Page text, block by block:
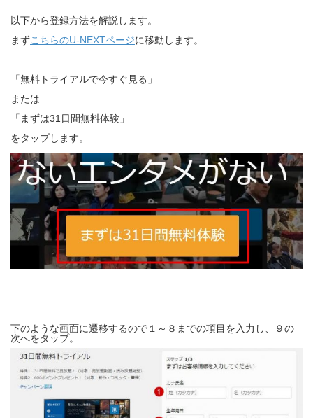
以下から登録方法を解説します。
まずこちらのU-NEXTページに移動します。
「無料トライアルで今すぐ見る」
または
「まずは31日間無料体験」
をタップします。
下のような画面に遷移するので１～８までの項目を入力し、９の
次へをタップ。